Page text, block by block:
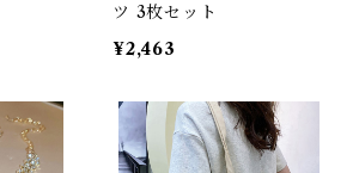
ツ 3枚セット
¥2,463